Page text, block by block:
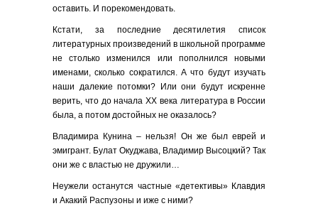
оставить. И порекомендовать.
Кстати, за последние десятилетия список
литературных произведений в школьной программе
не столько изменился или пополнился новыми
именами, сколько сократился. А что будут изучать
наши далекие потомки? Или они будут искренне
верить, что до начала ХХ века литература в России
была, а потом достойных не оказалось?
Владимира Кунина – нельзя! Он же был еврей и
эмигрант. Булат Окуджава, Владимир Высоцкий? Так
они же с властью не дружили…
Неужели останутся частные «детективы» Клавдия
и Акакий Распузоны и иже с ними?